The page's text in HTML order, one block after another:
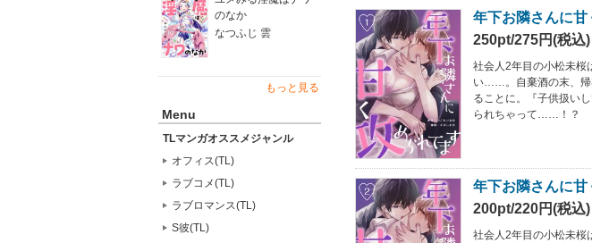
のなか
なつふじ 雲
もっと見る
Menu
TLマンガオススメジャンル
オフィス(TL)
ラブコメ(TL)
ラブロマンス(TL)
S彼(TL)
年下お隣さんに
250pt/275円(税込)
社会人2年目の小松未桜
い……。自棄酒の末、帰
ることに。『子供扱い
られちゃって……！？
年下お隣さんに
200pt/220円(税込)
社会人2年目の小松未桜